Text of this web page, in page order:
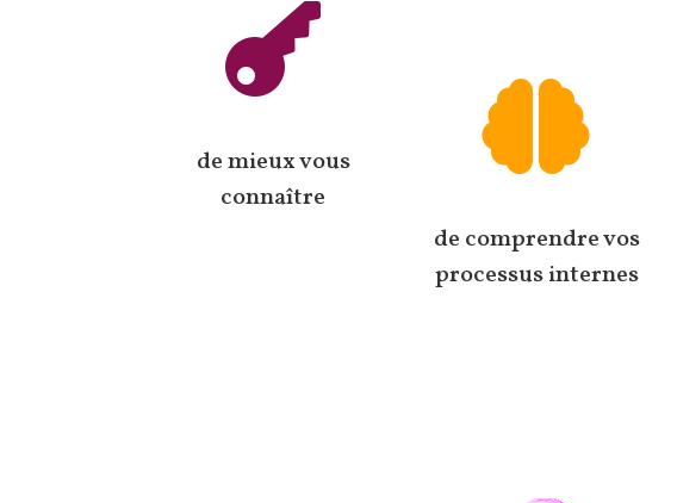

de mieux vous
connaître

de comprendre vos
processus internes